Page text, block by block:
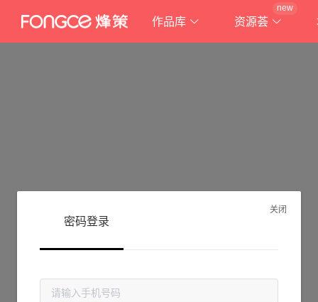
作品库 资源荟
new
抱歉!
关闭
密码登录